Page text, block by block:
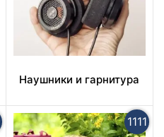
Наушники и гарнитура
1111